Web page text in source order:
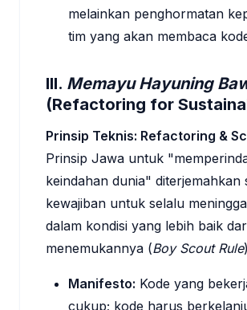
melainkan penghormatan
tim yang akan membaca
III. Memayu Hayuning
(Refactoring for
Prinsip Teknis: Refactoring &
Prinsip Jawa untuk
keindahan dunia" diterjemahkan
kewajiban untuk selalu
dalam kondisi yang lebih baik
menemukannya (Boy Scout Rule
Manifesto: Kode yang
cukup; kode harus